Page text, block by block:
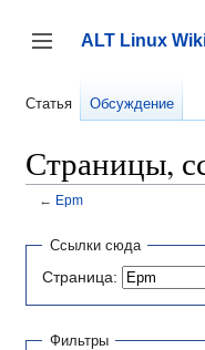
содержанию
Переключить боковую панель
ALT Linux
Статья Обсуждение
Страницы,
← Epm
Ссылки сюда
Страница:
Фильтры